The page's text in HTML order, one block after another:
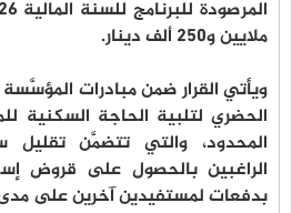
ملايين و250 ألف دينار.
ويأتي القرار ضمن مبادرات المؤسَّسة
الحضري لتلبية الحاجة السكنية
المحدود، والتي تتضمَّن تقليل
الراغبين بالحصول على قروض
بدفعات لمستفيدين آخرين على